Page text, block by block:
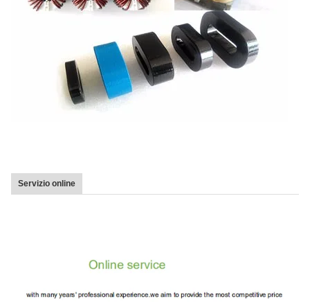
Servizio online